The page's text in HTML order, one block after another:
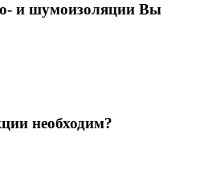
и шумоизоляции Вы
необходим?